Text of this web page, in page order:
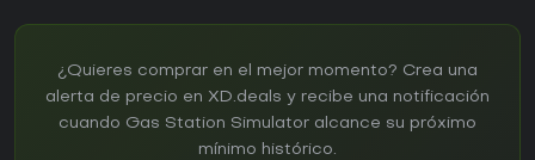
¿Quieres comprar en el mejor momento? Crea una
alerta de precio en XD.deals y recibe una notificación
cuando Gas Station Simulator alcance su próximo
mínimo histórico.